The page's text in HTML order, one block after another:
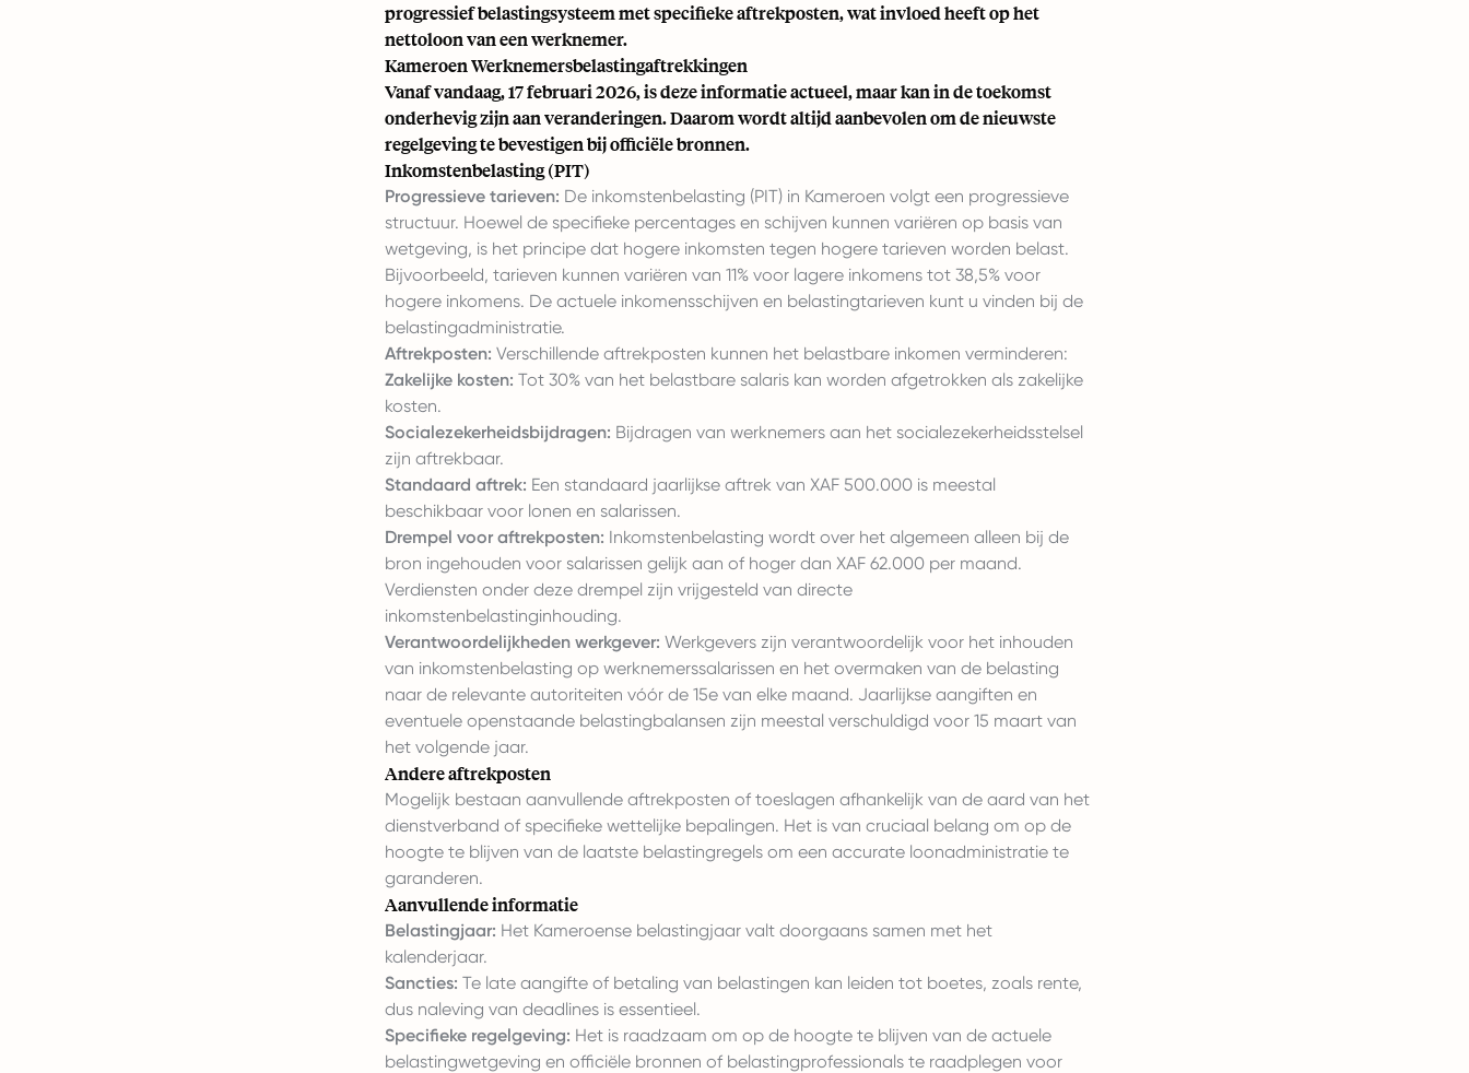
progressief belastingsysteem met specifieke aftrekposten, wat invloed heeft op het
nettoloon van een werknemer.
Kameroen Werknemersbelastingaftrekkingen
Vanaf vandaag, 17 februari 2026, is deze informatie actueel, maar kan in de toekomst
onderhevig zijn aan veranderingen. Daarom wordt altijd aanbevolen om de nieuwste
regelgeving te bevestigen bij officiële bronnen.
Inkomstenbelasting (PIT)
Progressieve tarieven: De inkomstenbelasting (PIT) in Kameroen volgt een progressieve
structuur. Hoewel de specifieke percentages en schijven kunnen variëren op basis van
wetgeving, is het principe dat hogere inkomsten tegen hogere tarieven worden belast.
Bijvoorbeeld, tarieven kunnen variëren van 11% voor lagere inkomens tot 38,5% voor
hogere inkomens. De actuele inkomensschijven en belastingtarieven kunt u vinden bij de
belastingadministratie.
Aftrekposten: Verschillende aftrekposten kunnen het belastbare inkomen verminderen:
Zakelijke kosten: Tot 30% van het belastbare salaris kan worden afgetrokken als zakelijke
kosten.
Socialezekerheidsbijdragen: Bijdragen van werknemers aan het socialezekerheidsstelsel
zijn aftrekbaar.
Standaard aftrek: Een standaard jaarlijkse aftrek van XAF 500.000 is meestal
beschikbaar voor lonen en salarissen.
Drempel voor aftrekposten: Inkomstenbelasting wordt over het algemeen alleen bij de
bron ingehouden voor salarissen gelijk aan of hoger dan XAF 62.000 per maand.
Verdiensten onder deze drempel zijn vrijgesteld van directe
inkomstenbelastinginhouding.
Verantwoordelijkheden werkgever: Werkgevers zijn verantwoordelijk voor het inhouden
van inkomstenbelasting op werknemerssalarissen en het overmaken van de belasting
naar de relevante autoriteiten vóór de 15e van elke maand. Jaarlijkse aangiften en
eventuele openstaande belastingbalansen zijn meestal verschuldigd voor 15 maart van
het volgende jaar.
Andere aftrekposten
Mogelijk bestaan aanvullende aftrekposten of toeslagen afhankelijk van de aard van het
dienstverband of specifieke wettelijke bepalingen. Het is van cruciaal belang om op de
hoogte te blijven van de laatste belastingregels om een accurate loonadministratie te
garanderen.
Aanvullende informatie
Belastingjaar: Het Kameroense belastingjaar valt doorgaans samen met het
kalenderjaar.
Sancties: Te late aangifte of betaling van belastingen kan leiden tot boetes, zoals rente,
dus naleving van deadlines is essentieel.
Specifieke regelgeving: Het is raadzaam om op de hoogte te blijven van de actuele
belastingwetgeving en officiële bronnen of belastingprofessionals te raadplegen voor